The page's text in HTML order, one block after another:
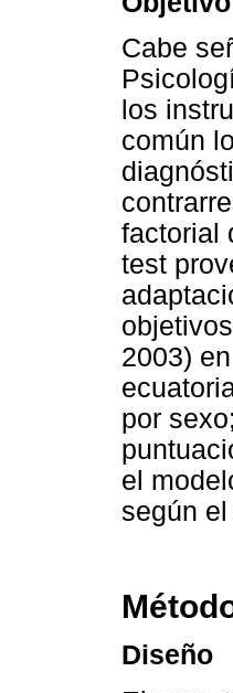
Cabe
los
común
factorial
test
2003)
por
el
según
Diseño